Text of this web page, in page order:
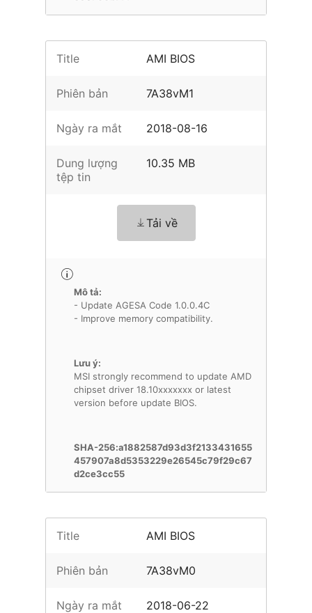
Title AMI BIOS
Phiên bản 7A38vM1
Ngày ra mắt 2018-08-16
Dung lượng
tệp tin
10.35 MB
Tải về
Mô tả:
- Update AGESA Code 1.0.0.4C
- Improve memory compatibility.
Lưu ý:
MSI strongly recommend to update AMD
chipset driver 18.10xxxxxxx or latest
version before update BIOS.
SHA-256:a1882587d93d3f2133431655
457907a8d5353229e26545c79f29c67
d2ce3cc55
Title AMI BIOS
Phiên bản 7A38vM0
Ngày ra mắt 2018-06-22